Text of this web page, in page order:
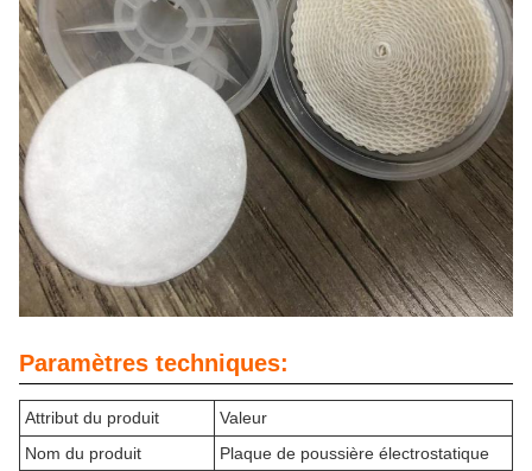
Paramètres techniques:
Attribut du produit
Valeur
Nom du produit
Plaque de poussière électrostatique